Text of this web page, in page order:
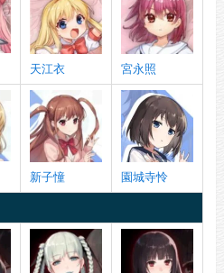
天江衣 宮永照
新子憧 園城寺怜